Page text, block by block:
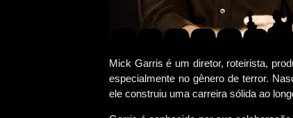
Mick Garris é um diretor, roteirista,
especialmente no gênero de terror.
ele construiu uma carreira sólida ao